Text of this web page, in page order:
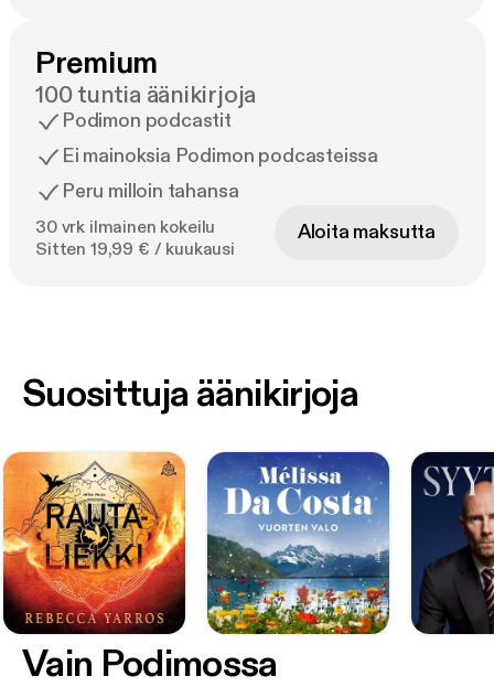
Premium
100 tuntia äänikirjoja
Podimon podcastit
Ei mainoksia Podimon podcasteissa
Peru milloin tahansa
30 vrk ilmainen kokeilu
Sitten 19,99 € / kuukausi
Aloita maksutta
Vain Podimossa
Suosittuja äänikirjoja